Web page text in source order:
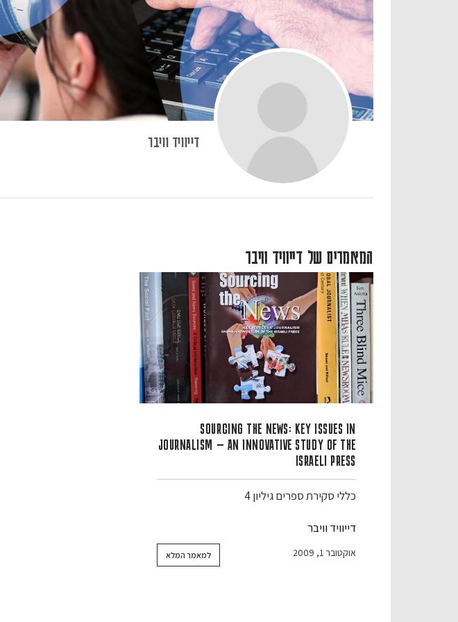
דייוויד וויבר
המאמרים של דייוויד וויבר
SOURCING THE NEWS: KEY ISSUES IN
JOURNALISM — AN INNOVATIVE STUDY OF THE
ISRAELI PRESS
כללי סקירת ספריםגיליון 4
דייוויד וויבר
למאמר המלא אוקטובר 1, 2009